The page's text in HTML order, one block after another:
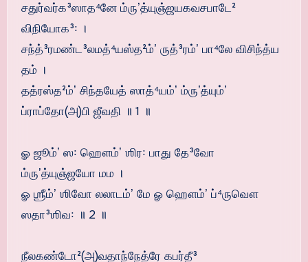
சதுர்வர்க³ஸாத⁴னே ம்ருʼத்யுஞ்ஜயகவசபாடே²
விநியோக³꞉ ।
சந்த்³ரமண்ட³லமத்⁴யஸ்த²ம்ʼ ருத்³ரம்ʼ பா⁴லே விசிந்த்ய
தம் ।
தத்ரஸ்த²ம்ʼ சிந்தயேத் ஸாத்⁴யம்ʼ ம்ருʼத்யும்ʼ
ப்ராப்தோ(அ)பி ஜீவதி ॥ 1 ॥
ௐ ஜூம்ʼ ஸ꞉ ஹௌம்ʼ ஶிர꞉ பாது தே³வோ
ம்ருʼத்யுஞ்ஜயோ மம ।
ௐ ஶ்ரீம்ʼ ஶிவோ லலாடம்ʼ மே ௐ ஹௌம்ʼ ப்⁴ருவௌ
ஸதா³ஶிவ꞉ ॥ 2 ॥
நீலகண்டோ²(அ)வதாந்நேத்ரே கபர்தீ³